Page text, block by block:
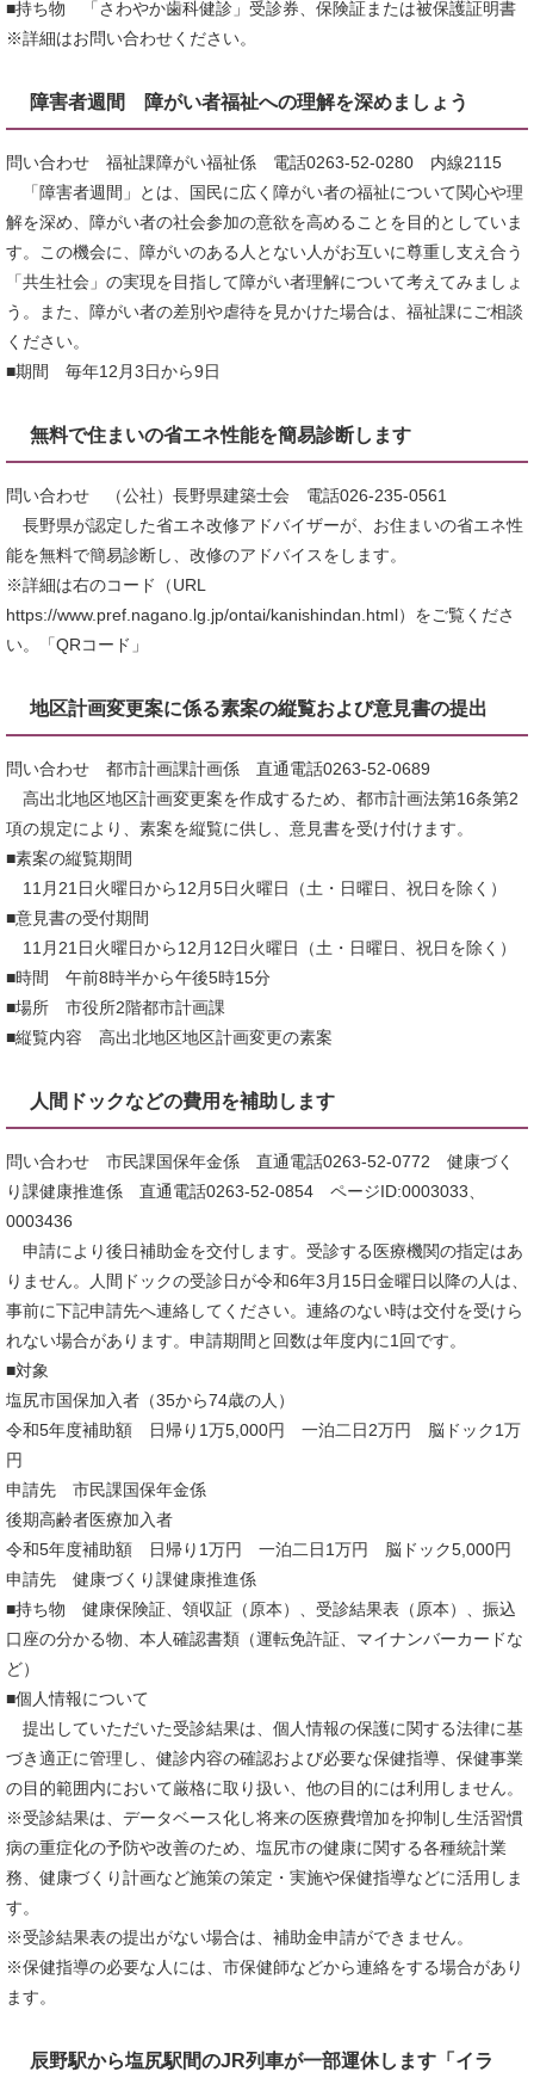
■持ち物 「さわやか歯科健診」受診券、保険証または被保護証明書
※詳細はお問い合わせください。
障害者週間 障がい者福祉への理解を深めましょう
問い合わせ 福祉課障がい福祉係 電話0263-52-0280 内線2115
「障害者週間」とは、国民に広く障がい者の福祉について関心や理
解を深め、障がい者の社会参加の意欲を高めることを目的としていま
す。この機会に、障がいのある人とない人がお互いに尊重し支え合う
「共生社会」の実現を目指して障がい者理解について考えてみましょ
う。また、障がい者の差別や虐待を見かけた場合は、福祉課にご相談
ください。
■期間 毎年12月3日から9日
無料で住まいの省エネ性能を簡易診断します
問い合わせ （公社）長野県建築士会 電話026-235-0561
長野県が認定した省エネ改修アドバイザーが、お住まいの省エネ性
能を無料で簡易診断し、改修のアドバイスをします。
※詳細は右のコード（URL
https://www.pref.nagano.lg.jp/ontai/kanishindan.html）をご覧くださ
い。「QRコード」
地区計画変更案に係る素案の縦覧および意見書の提出
問い合わせ 都市計画課計画係 直通電話0263-52-0689
高出北地区地区計画変更案を作成するため、都市計画法第16条第2
項の規定により、素案を縦覧に供し、意見書を受け付けます。
■素案の縦覧期間
11月21日火曜日から12月5日火曜日（土・日曜日、祝日を除く）
■意見書の受付期間
11月21日火曜日から12月12日火曜日（土・日曜日、祝日を除く）
■時間 午前8時半から午後5時15分
■場所 市役所2階都市計画課
■縦覧内容 高出北地区地区計画変更の素案
人間ドックなどの費用を補助します
問い合わせ 市民課国保年金係 直通電話0263-52-0772 健康づく
り課健康推進係 直通電話0263-52-0854 ページID:0003033、
0003436
申請により後日補助金を交付します。受診する医療機関の指定はあ
りません。人間ドックの受診日が令和6年3月15日金曜日以降の人は、
事前に下記申請先へ連絡してください。連絡のない時は交付を受けら
れない場合があります。申請期間と回数は年度内に1回です。
■対象
塩尻市国保加入者（35から74歳の人）
令和5年度補助額 日帰り1万5,000円 一泊二日2万円 脳ドック1万
円
申請先 市民課国保年金係
後期高齢者医療加入者
令和5年度補助額 日帰り1万円 一泊二日1万円 脳ドック5,000円
申請先 健康づくり課健康推進係
■持ち物 健康保険証、領収証（原本）、受診結果表（原本）、振込
口座の分かる物、本人確認書類（運転免許証、マイナンバーカードな
ど）
■個人情報について
提出していただいた受診結果は、個人情報の保護に関する法律に基
づき適正に管理し、健診内容の確認および必要な保健指導、保健事業
の目的範囲内において厳格に取り扱い、他の目的には利用しません。
※受診結果は、データベース化し将来の医療費増加を抑制し生活習慣
病の重症化の予防や改善のため、塩尻市の健康に関する各種統計業
務、健康づくり計画など施策の策定・実施や保健指導などに活用しま
す。
※受診結果表の提出がない場合は、補助金申請ができません。
※保健指導の必要な人には、市保健師などから連絡をする場合があり
ます。
辰野駅から塩尻駅間のJR列車が一部運休します「イラ